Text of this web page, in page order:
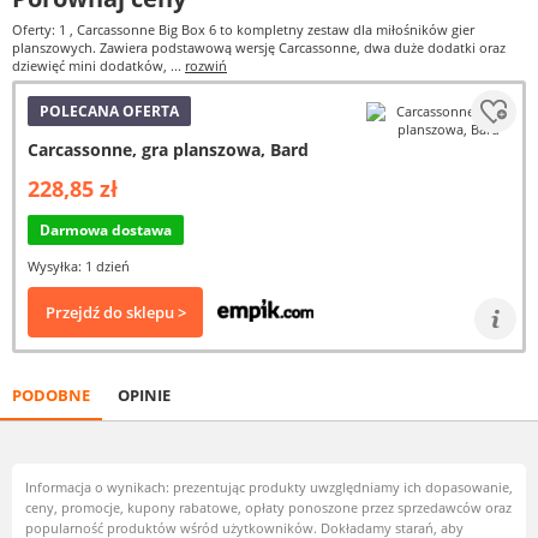
Oferty: 1 , Carcassonne Big Box 6 to kompletny zestaw dla miłośników gier
planszowych. Zawiera podstawową wersję Carcassonne, dwa duże dodatki oraz
dziewięć mini dodatków, ... rozwiń
POLECANA OFERTA
Carcassonne, gra planszowa, Bard
228,85 zł
Darmowa dostawa
Wysyłka: 1 dzień
Przejdź do sklepu >
PODOBNE OPINIE
Informacja o wynikach: prezentując produkty uwzględniamy ich dopasowanie,
ceny, promocje, kupony rabatowe, opłaty ponoszone przez sprzedawców oraz
popularność produktów wśród użytkowników. Dokładamy starań, aby